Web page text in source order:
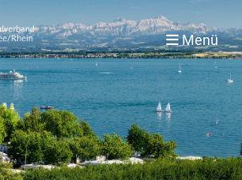
Menü